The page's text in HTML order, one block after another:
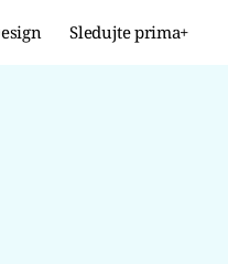
Sledujte prima+